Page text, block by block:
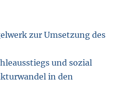
zur Umsetzung des
und sozial
in den